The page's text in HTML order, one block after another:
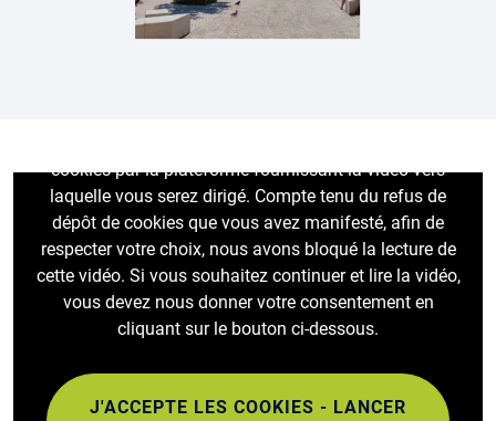
cookies par la plateforme fournissant la vidéo vers
laquelle vous serez dirigé. Compte tenu du refus de
dépôt de cookies que vous avez manifesté, afin de
respecter votre choix, nous avons bloqué la lecture de
cette vidéo. Si vous souhaitez continuer et lire la vidéo,
vous devez nous donner votre consentement en
cliquant sur le bouton ci-dessous.
J'ACCEPTE LES COOKIES - LANCER